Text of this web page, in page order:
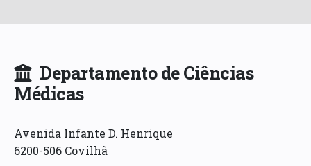
Departamento de Ciências
Médicas
Avenida Infante D. Henrique
6200-506 Covilhã